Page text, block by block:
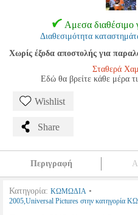
Αμεσα διαθέσιμο
Διαθεσιμότητα
Χωρίς έξοδα αποστολής για
Σταθερά
Εδώ θα βρείτε κάθε μέρα
Wishlist
Share
Περιγραφή
Κατηγορία: ΚΩΜΩΔΙΑ •
2005,Universal Pictures στην κατηγορία